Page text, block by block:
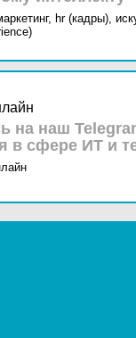
hr (кадры),
на наш
в сфере ИТ и